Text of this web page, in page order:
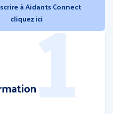
à Aidants Connect
cliquez ici